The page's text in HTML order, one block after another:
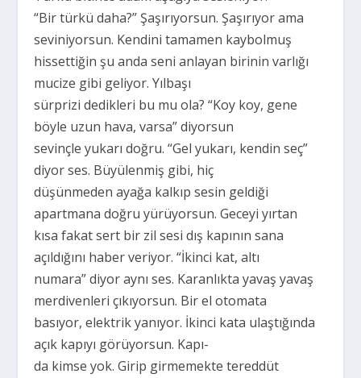
“Bir türkü daha?” Şaşırıyorsun. Şaşırıyor ama
seviniyorsun. Kendini tamamen kaybolmuş
hissettiğin şu anda seni anlayan birinin varlığı
mucize gibi geliyor. Yılbaşı
sürprizi dedikleri bu mu ola? “Koy koy, gene
böyle uzun hava, varsa” diyorsun
sevinçle yukarı doğru. “Gel yukarı, kendin seç”
diyor ses. Büyülenmiş gibi, hiç
düşünmeden ayağa kalkıp sesin geldiği
apartmana doğru yürüyorsun. Geceyi yırtan
kısa fakat sert bir zil sesi dış kapının sana
açıldığını haber veriyor. “İkinci kat, altı
numara” diyor aynı ses. Karanlıkta yavaş yavaş
merdivenleri çıkıyorsun. Bir el otomata
basıyor, elektrik yanıyor. İkinci kata ulaştığında
açık kapıyı görüyorsun. Kapı-
da kimse yok. Girip girmemekte tereddüt